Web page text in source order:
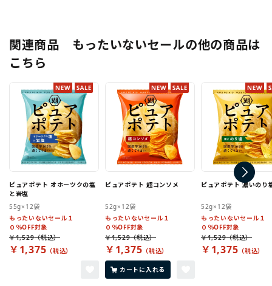
関連商品 もったいないセールの他の商品は
こちら
ピュアポテト オホーツクの塩
と岩塩
55g×12袋
もったいないセール１
０％OFF対象
￥1,375
￥1,529
ピュアポテト 超コンソメ
52g×12袋
もったいないセール１
０％OFF対象
￥1,375
￥1,529
カートに入れる
ピュアポテト 濃いのり
52g×12袋
もったいないセール１
０％OFF対象
￥1,375
￥1,529